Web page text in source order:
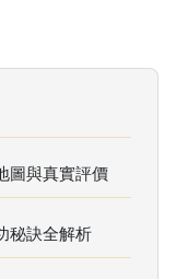
圖與真實評價
秘訣全解析